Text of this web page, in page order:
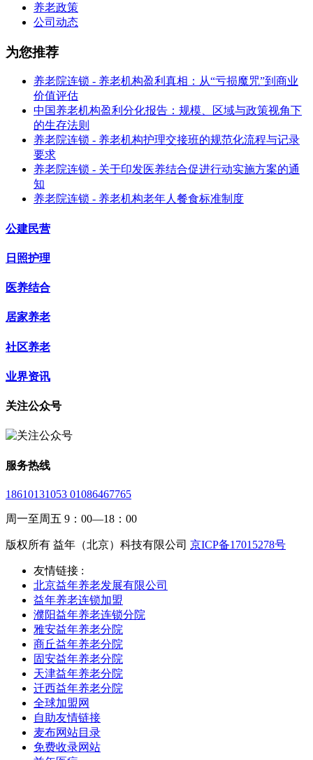
养老政策
公司动态
为您推荐
养老院连锁 - 养老机构盈利真相：从“亏损魔咒”到商业
价值评估
中国养老机构盈利分化报告：规模、区域与政策视角下
的生存法则
养老院连锁 - 养老机构护理交接班的规范化流程与记录
要求
养老院连锁 - 关于印发医养结合促进行动实施方案的通
知
养老院连锁 - 养老机构老年人餐食标准制度
公建民营
日照护理
医养结合
居家养老
社区养老
业界资讯
关注公众号
服务热线
18610131053 01086467765
周一至周五 9：00—18：00
版权所有 益年（北京）科技有限公司 京ICP备17015278号
友情链接 :
北京益年养老发展有限公司
益年养老连锁加盟
濮阳益年养老连锁分院
雅安益年养老分院
商丘益年养老分院
固安益年养老分院
天津益年养老分院
迁西益年养老分院
全球加盟网
自助友情链接
麦布网站目录
免费收录网站